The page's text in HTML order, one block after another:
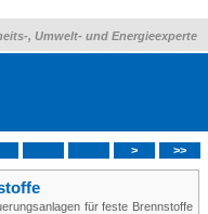
, Umwelt- und Energieexperte
> >>
für feste Brennstoffe